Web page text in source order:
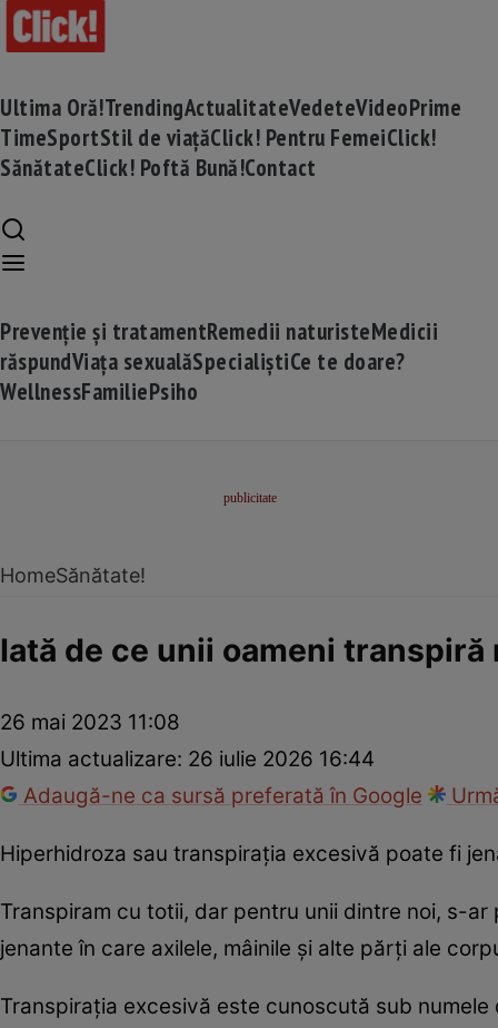
Ultima Oră!TrendingActualitateVedeteVideoPrime
TimeSportStil de viațăClick! Pentru FemeiClick!
SănătateClick! Poftă Bună!Contact
Prevenție și tratamentRemedii naturisteMedicii
răspundViața sexualăSpecialiștiCe te doare?
WellnessFamiliePsiho
HomeSănătate!
Iată de ce unii oameni
26 mai 2023 11:08
Ultima actualizare: 26 iulie 2026 16:44
Adaugă-ne ca sursă preferată în Google
Hiperhidroza sau transpirația excesivă poate fi
Transpiram cu totii, dar pentru unii dintre noi, s-
jenante în care axilele, mâinile și alte părți ale
Transpirația excesivă este cunoscută sub